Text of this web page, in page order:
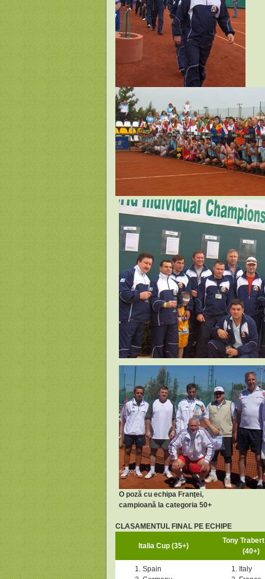
O poză cu echipa Franţei,
campioană la categoria 50+
CLASAMENTUL FINAL PE ECHIPE
Italia Cup (35+)
Tony
(40+)
Spain
Italy